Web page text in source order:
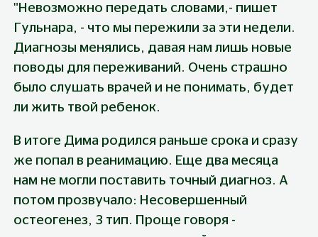
"Невозможно передать словами,- пишет
Гульнара, - что мы пережили за эти недели.
Диагнозы менялись, давая нам лишь новые
поводы для переживаний. Очень страшно
было слушать врачей и не понимать, будет
ли жить твой ребенок.
В итоге Дима родился раньше срока и сразу
же попал в реанимацию. Еще два месяца
нам не могли поставить точный диагноз. А
потом прозвучало: Несовершенный
остеогенез, 3 тип. Проще говоря -